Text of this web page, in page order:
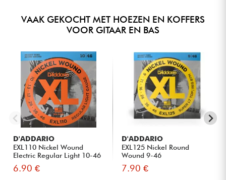
VAAK GEKOCHT MET HOEZEN EN KOFFERS
VOOR GITAAR EN BAS
D'ADDARIO
EXL110 Nickel Wound
Electric Regular Light 10-46
6.90 €
D'ADDARIO
EXL125 Nickel Round
Wound 9-46
7.90 €